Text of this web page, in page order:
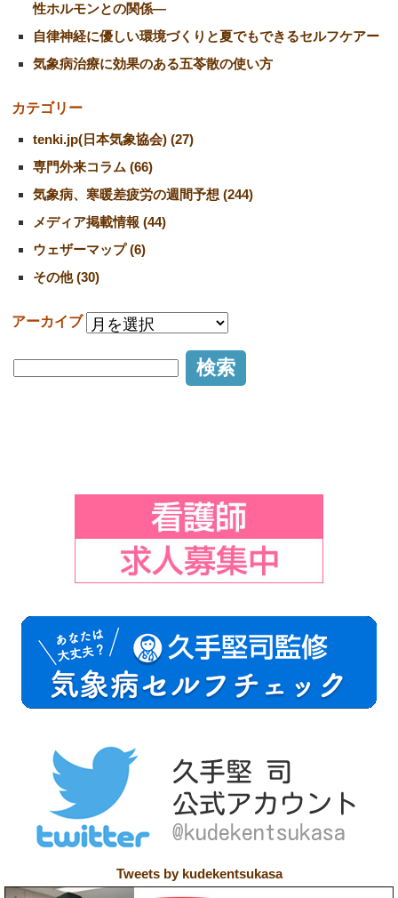
性ホルモンとの関係―
自律神経に優しい環境づくりと夏でもできるセルフケアー
気象病治療に効果のある五苓散の使い方
カテゴリー
tenki.jp(日本気象協会) (27)
専門外来コラム (66)
気象病、寒暖差疲労の週間予想 (244)
メディア掲載情報 (44)
ウェザーマップ (6)
その他 (30)
アーカイブ
Tweets by kudekentsukasa